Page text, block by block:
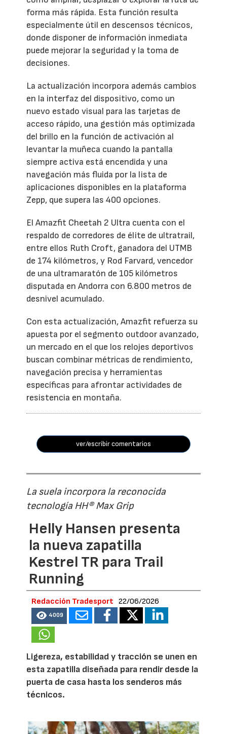
forma más rápida. Esta función resulta
especialmente útil en descensos técnicos,
donde disponer de información inmediata
puede mejorar la seguridad y la toma de
decisiones.
La actualización incorpora además cambios
en la interfaz del dispositivo, como un
nuevo estado visual para las tarjetas de
acceso rápido, una gestión más optimizada
del brillo en la función de activación al
levantar la muñeca cuando la pantalla
siempre activa está encendida y una
navegación más fluida por la lista de
aplicaciones disponibles en la plataforma
Zepp, que supera las 400 opciones.
El Amazfit Cheetah 2 Ultra cuenta con el
respaldo de corredores de élite de ultratrail,
entre ellos Ruth Croft, ganadora del UTMB
de 174 kilómetros, y Rod Farvard, vencedor
de una ultramaratón de 105 kilómetros
disputada en Andorra con 6.800 metros de
desnivel acumulado.
Con esta actualización, Amazfit refuerza su
apuesta por el segmento outdoor avanzado,
un mercado en el que los relojes deportivos
buscan combinar métricas de rendimiento,
navegación precisa y herramientas
específicas para afrontar actividades de
resistencia en montaña.
ver/escribir comentarios
La suela incorpora la reconocida
tecnología HH® Max Grip
Helly Hansen presenta
la nueva zapatilla
Kestrel TR para Trail
Running
Redacción Tradesport 22/06/2026
4009
Ligereza, estabilidad y tracción se unen en
esta zapatilla diseñada para rendir desde la
puerta de casa hasta los senderos más
técnicos.